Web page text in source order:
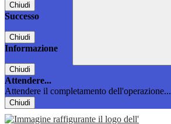
Chiudi
Successo
Chiudi
Informazione
Chiudi
Attendere...
Attendere il completamento dell'operazione...
Chiudi